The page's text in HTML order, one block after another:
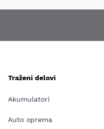
Traženi delovi
Akumulatori
Auto oprema